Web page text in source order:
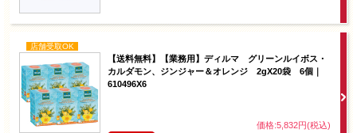
店舗受取OK
【送料無料】【業務用】ディルマ グリーンルイボス・
カルダモン、ジンジャー＆オレンジ 2gX20袋 6個｜
610496X6
価格:5,832円(税込)